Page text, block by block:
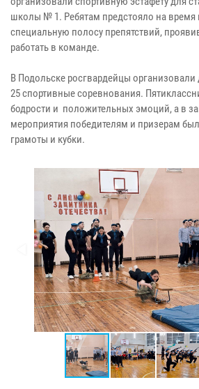
школы № 1. Ребятам предстояло на время
специальную полосу препятствий,
работать в команде.
В Подольске росгвардейцы
25 спортивные соревнования.
бодрости и положительных эмоций, а в
мероприятия победителям и призерам
грамоты и кубки.